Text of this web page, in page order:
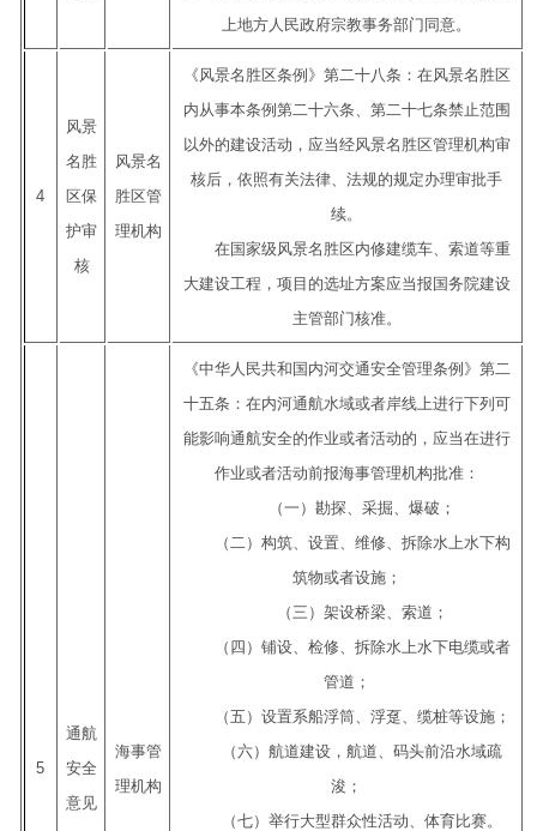
上地方人民政府宗教事务部门同意。
4
风景
名胜
区保
护审
核
风景名
胜区管
理机构
《风景名胜区条例》第二十八条：在风景名胜区
内从事本条例第二十六条、第二十七条禁止范围
以外的建设活动，应当经风景名胜区管理机构审
核后，依照有关法律、法规的规定办理审批手
续。
在国家级风景名胜区内修建缆车、索道等重
大建设工程，项目的选址方案应当报国务院建设
主管部门核准。
5
通航
安全
意见
海事管
理机构
《中华人民共和国内河交通安全管理条例》第二
十五条：在内河通航水域或者岸线上进行下列可
能影响通航安全的作业或者活动的，应当在进行
作业或者活动前报海事管理机构批准：
（一）勘探、采掘、爆破；
（二）构筑、设置、维修、拆除水上水下构
筑物或者设施；
（三）架设桥梁、索道；
（四）铺设、检修、拆除水上水下电缆或者
管道；
（五）设置系船浮筒、浮趸、缆桩等设施；
（六）航道建设，航道、码头前沿水域疏
浚；
（七）举行大型群众性活动、体育比赛。